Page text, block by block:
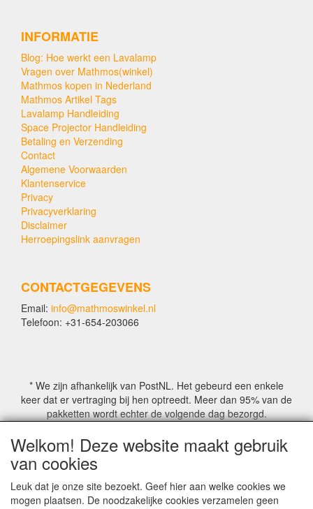
INFORMATIE
Blog: Hoe werkt een Lavalamp
Vragen over Mathmos(winkel)
Mathmos kopen in Nederland
Mathmos Artikel Tags
Lavalamp Handleiding
Space Projector Handleiding
Betaling en Verzending
Contact
Algemene Voorwaarden
Klantenservice
Privacy
Privacyverklaring
Disclaimer
Herroepingslink aanvragen
CONTACTGEGEVENS
Email: info@mathmoswinkel.nl
Telefoon: +31-654-203066
* We zijn afhankelijk van PostNL. Het gebeurd een enkele
keer dat er vertraging bij hen optreedt. Meer dan 95% van de
pakketten wordt echter de volgende dag bezorgd.
© COPYRIGHT by Mathmoswinkel.nl
Site Name, Ownership and Design Copyright by
Mathmoswinkel.nl
Copyrighted property may not be distributed, or displayed on
Welkom! Deze website maakt gebruik
van cookies
Leuk dat je onze site bezoekt. Geef hier aan welke cookies we
mogen plaatsen. De noodzakelijke cookies verzamelen geen